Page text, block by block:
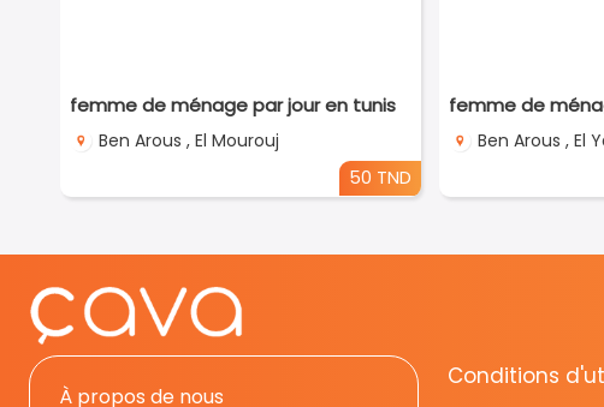
femme de ménage par jour en tunis
Ben Arous , El Mourouj
50 TND
femme de
Ben Arous , El
À propos de nous
Conditions